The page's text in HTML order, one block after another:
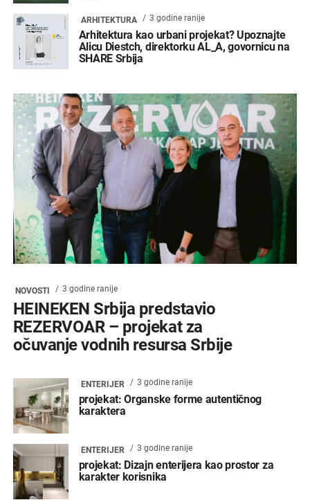
ARHITEKTURA 3 godine ranije
Arhitektura kao urbani projekat? Upoznajte
Alicu Diestch, direktorku AL_A, govornicu na
SHARE Srbija
NOVOSTI 3 godine ranije
HEINEKEN Srbija predstavio
REZERVOAR – projekat za
očuvanje vodnih resursa Srbije
ENTERIJER 3 godine ranije
projekat: Organske forme autentičnog
karaktera
ENTERIJER 3 godine ranije
projekat: Dizajn enterijera kao prostor za
karakter korisnika